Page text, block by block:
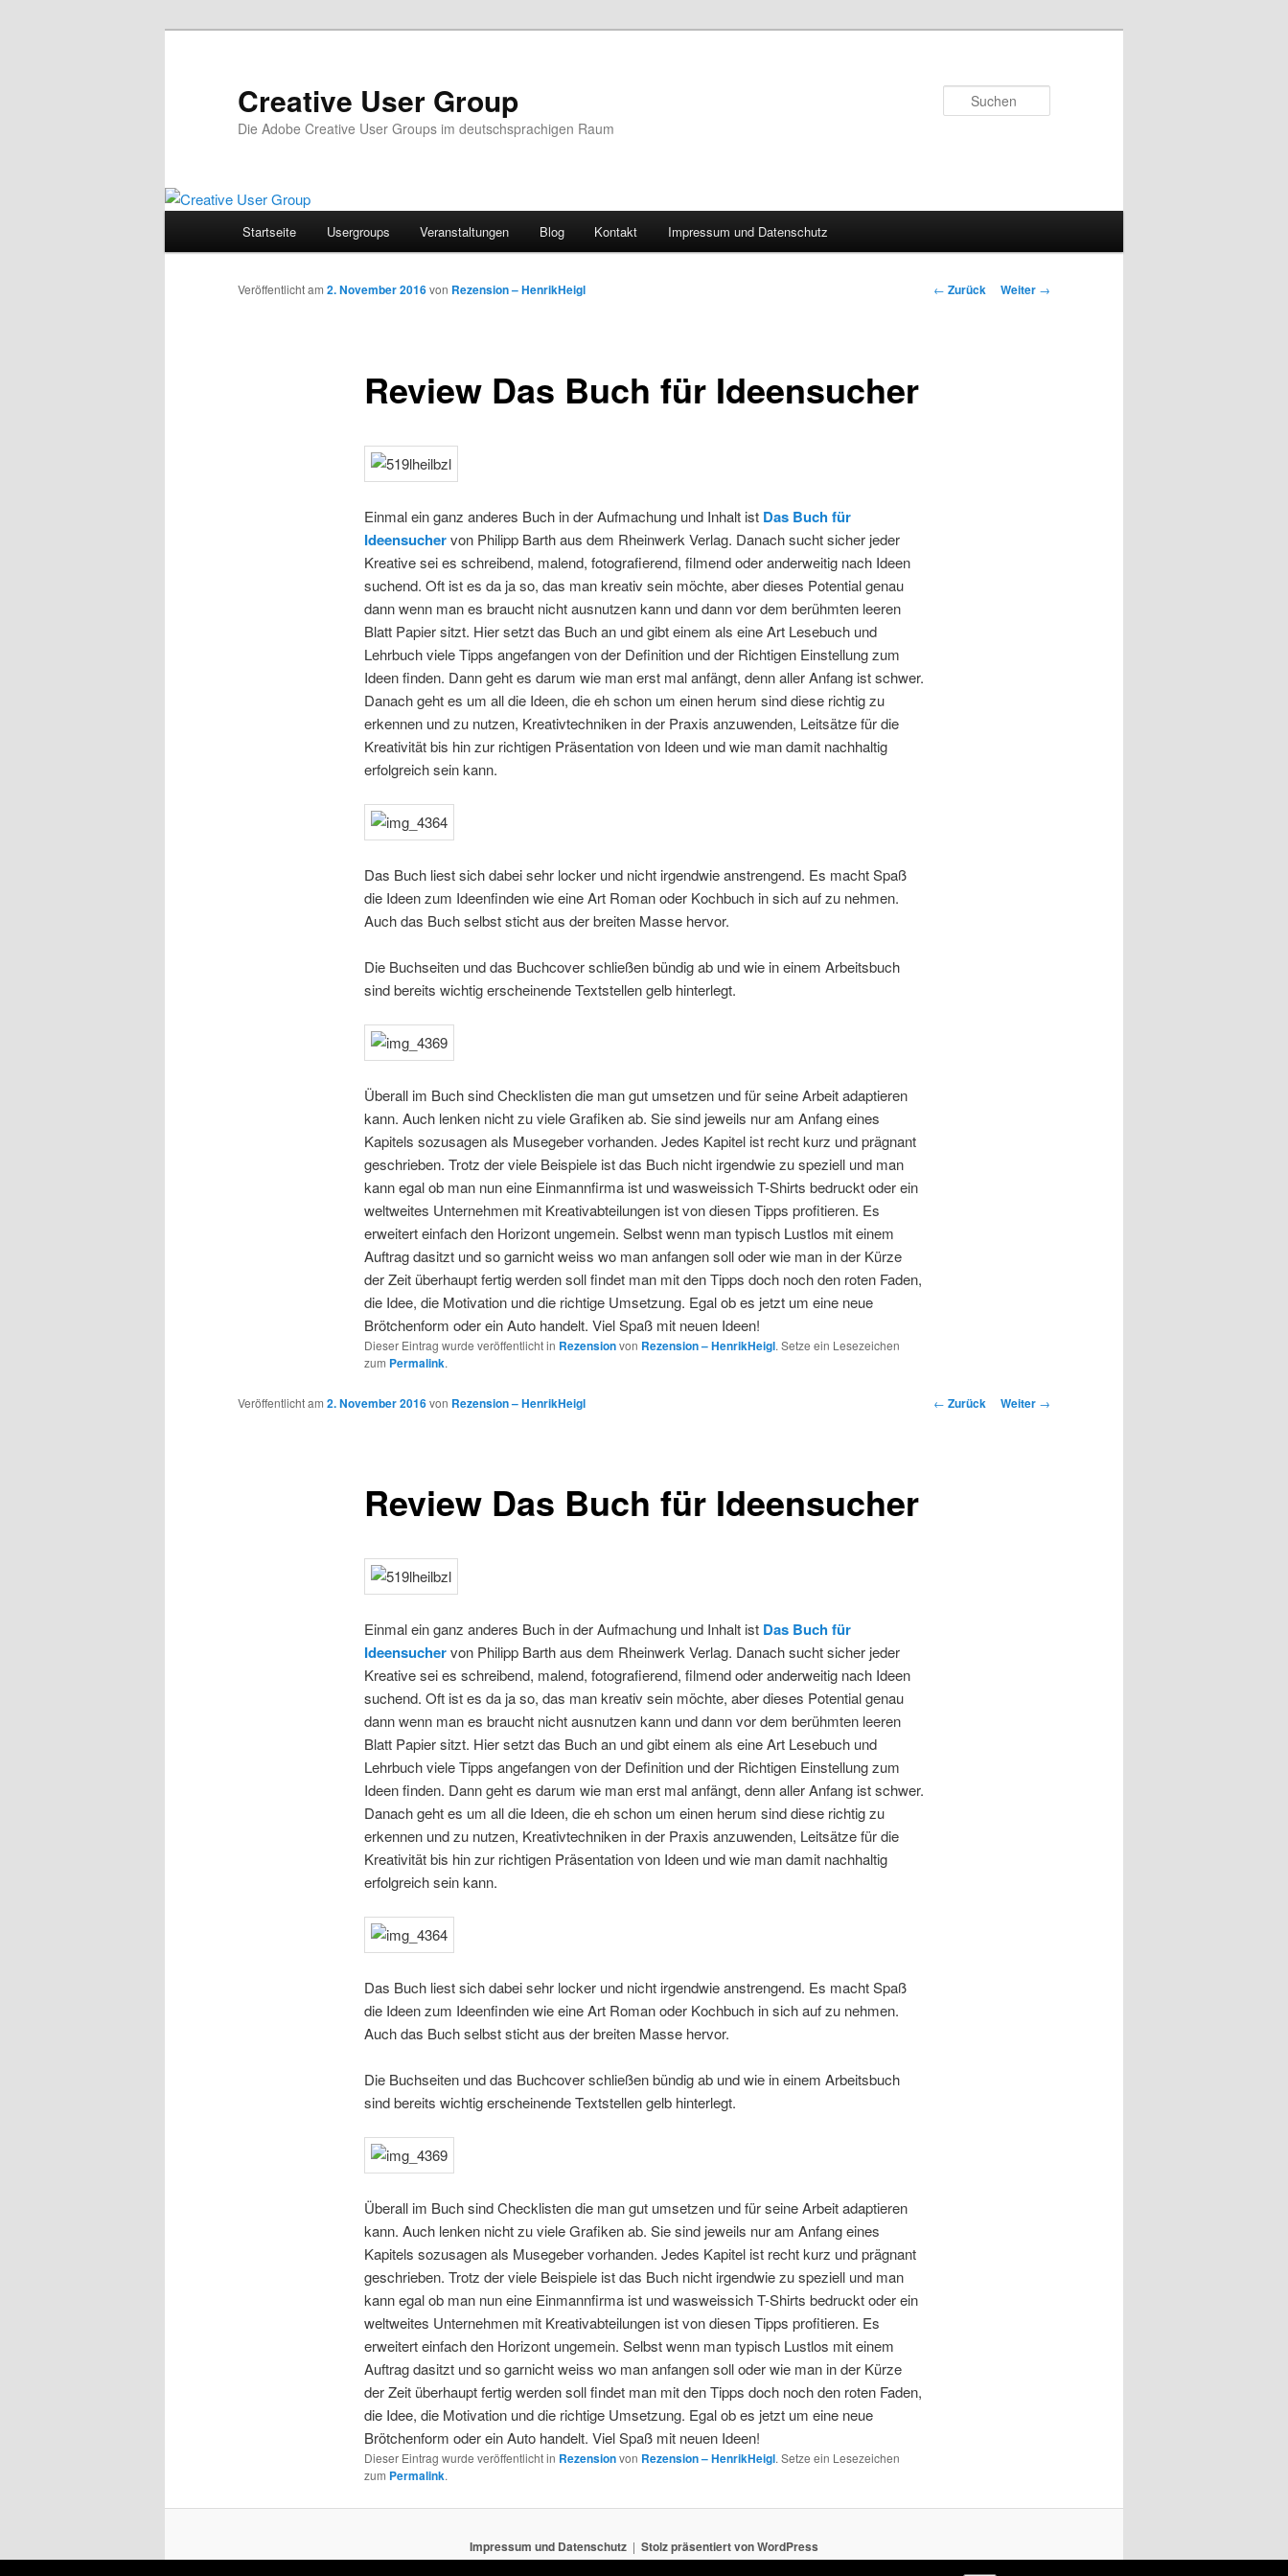
Creative User Group
Die Adobe Creative User Groups im deutschsprachigen Raum
Startseite Usergroups Veranstaltungen Blog Kontakt Impressum und Datenschutz
Beitrags-
← Zurück Weiter →
Review Das Buch für Ideensucher
Veröffentlicht am 2. November 2016von Rezension – HenrikHeigl
Einmal ein ganz anderes Buch in der Aufmachung und Inhalt ist Das Buch für
Ideensuchervon Philipp Barth aus dem Rheinwerk Verlag. Danach sucht sicher jeder
Kreative sei es schreibend, malend, fotografierend, filmend oder anderweitig nach Ideen
suchend. Oft ist es da ja so, das man kreativ sein möchte, aber dieses Potential genau
dann wenn man es braucht nicht ausnutzen kann und dann vor dem berühmten leeren
Blatt Papier sitzt. Hier setzt das Buch an und gibt einem als eine Art Lesebuch und
Lehrbuch viele Tipps angefangen von der Definition und der Richtigen Einstellung zum
Ideen finden. Dann geht es darum wie man erst mal anfängt, denn aller Anfang ist schwer.
Danach geht es um all die Ideen, die eh schon um einen herum sind diese richtig zu
erkennen und zu nutzen, Kreativtechniken in der Praxis anzuwenden, Leitsätze für die
Kreativität bis hin zur richtigen Präsentation von Ideen und wie man damit nachhaltig
erfolgreich sein kann.
Das Buch liest sich dabei sehr locker und nicht irgendwie anstrengend. Es macht Spaß
die Ideen zum Ideenfinden wie eine Art Roman oder Kochbuch in sich auf zu nehmen.
Auch das Buch selbst sticht aus der breiten Masse hervor.
Die Buchseiten und das Buchcover schließen bündig ab und wie in einem Arbeitsbuch
sind bereits wichtig erscheinende Textstellen gelb hinterlegt.
Überall im Buch sind Checklisten die man gut umsetzen und für seine Arbeit adaptieren
kann. Auch lenken nicht zu viele Grafiken ab. Sie sind jeweils nur am Anfang eines
Kapitels sozusagen als Musegeber vorhanden. Jedes Kapitel ist recht kurz und prägnant
geschrieben. Trotz der viele Beispiele ist das Buch nicht irgendwie zu speziell und man
kann egal ob man nun eine Einmannfirma ist und wasweissich T-Shirts bedruckt oder ein
weltweites Unternehmen mit Kreativabteilungen ist von diesen Tipps profitieren. Es
erweitert einfach den Horizont ungemein. Selbst wenn man typisch Lustlos mit einem
Auftrag dasitzt und so garnicht weiss wo man anfangen soll oder wie man in der Kürze
der Zeit überhaupt fertig werden soll findet man mit den Tipps doch noch den roten Faden,
die Idee, die Motivation und die richtige Umsetzung. Egal ob es jetzt um eine neue
Brötchenform oder ein Auto handelt. Viel Spaß mit neuen Ideen!
Dieser Eintrag wurde veröffentlicht in Rezensionvon Rezension – HenrikHeigl. Setze ein Lesezeichen
zum Permalink.
Beitrags-
← Zurück Weiter →
Review Das Buch für Ideensucher
Veröffentlicht am 2. November 2016von Rezension – HenrikHeigl
Einmal ein ganz anderes Buch in der Aufmachung und Inhalt ist Das Buch für
Ideensuchervon Philipp Barth aus dem Rheinwerk Verlag. Danach sucht sicher jeder
Kreative sei es schreibend, malend, fotografierend, filmend oder anderweitig nach Ideen
suchend. Oft ist es da ja so, das man kreativ sein möchte, aber dieses Potential genau
dann wenn man es braucht nicht ausnutzen kann und dann vor dem berühmten leeren
Blatt Papier sitzt. Hier setzt das Buch an und gibt einem als eine Art Lesebuch und
Lehrbuch viele Tipps angefangen von der Definition und der Richtigen Einstellung zum
Ideen finden. Dann geht es darum wie man erst mal anfängt, denn aller Anfang ist schwer.
Danach geht es um all die Ideen, die eh schon um einen herum sind diese richtig zu
erkennen und zu nutzen, Kreativtechniken in der Praxis anzuwenden, Leitsätze für die
Kreativität bis hin zur richtigen Präsentation von Ideen und wie man damit nachhaltig
erfolgreich sein kann.
Das Buch liest sich dabei sehr locker und nicht irgendwie anstrengend. Es macht Spaß
die Ideen zum Ideenfinden wie eine Art Roman oder Kochbuch in sich auf zu nehmen.
Auch das Buch selbst sticht aus der breiten Masse hervor.
Die Buchseiten und das Buchcover schließen bündig ab und wie in einem Arbeitsbuch
sind bereits wichtig erscheinende Textstellen gelb hinterlegt.
Überall im Buch sind Checklisten die man gut umsetzen und für seine Arbeit adaptieren
kann. Auch lenken nicht zu viele Grafiken ab. Sie sind jeweils nur am Anfang eines
Kapitels sozusagen als Musegeber vorhanden. Jedes Kapitel ist recht kurz und prägnant
geschrieben. Trotz der viele Beispiele ist das Buch nicht irgendwie zu speziell und man
kann egal ob man nun eine Einmannfirma ist und wasweissich T-Shirts bedruckt oder ein
weltweites Unternehmen mit Kreativabteilungen ist von diesen Tipps profitieren. Es
erweitert einfach den Horizont ungemein. Selbst wenn man typisch Lustlos mit einem
Auftrag dasitzt und so garnicht weiss wo man anfangen soll oder wie man in der Kürze
der Zeit überhaupt fertig werden soll findet man mit den Tipps doch noch den roten Faden,
die Idee, die Motivation und die richtige Umsetzung. Egal ob es jetzt um eine neue
Brötchenform oder ein Auto handelt. Viel Spaß mit neuen Ideen!
Dieser Eintrag wurde veröffentlicht in Rezensionvon Rezension – HenrikHeigl. Setze ein Lesezeichen
zum Permalink.
Impressum und Datenschutz Stolz präsentiert von WordPress